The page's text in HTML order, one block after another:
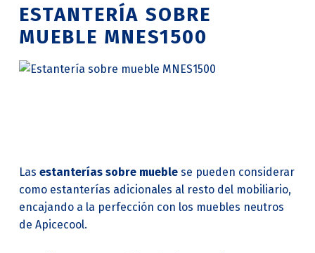
ESTANTERÍA SOBRE
MUEBLE MNES1500
Las estanterías sobre mueble se pueden considerar
como estanterías adicionales al resto del mobiliario,
encajando a la perfección con los muebles neutros
de Apicecool.